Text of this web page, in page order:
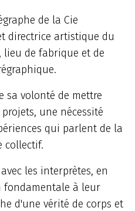
de la Cie
directrice artistique du
lieu de fabrique et de
sa volonté de mettre
une nécessité
qui parlent de la
collectif.
les interprètes, en
fondamentale à leur
d'une vérité de corps et